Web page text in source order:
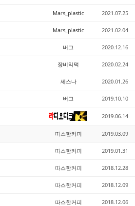
Mars_plastic 2021.07.25
Mars_plastic 2021.02.04
버그 2020.12.16
장비익덕 2020.02.24
세스나 2020.01.26
버그 2019.10.10
2019.06.14
따스한커피 2019.03.09
따스한커피 2019.01.31
따스한커피 2018.12.28
따스한커피 2018.12.09
따스한커피 2018.12.06